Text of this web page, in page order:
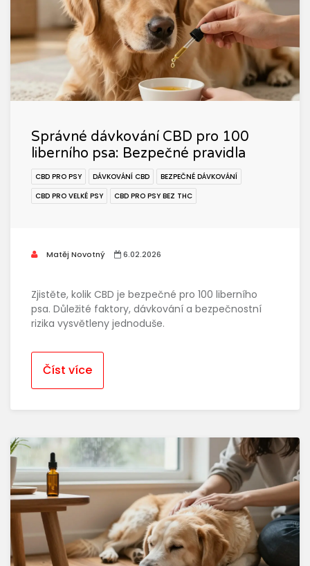
Správné dávkování CBD pro 100
liberního psa: Bezpečné pravidla
CBD PRO PSY DÁVKOVÁNÍ CBD
BEZPEČNÉ DÁVKOVÁNÍ
CBD PRO VELKÉ PSY
CBD PRO PSY BEZ THC
Matěj Novotný 6.02.2026
Zjistěte, kolik CBD je bezpečné pro 100 liberního
psa. Důležité faktory, dávkování a bezpečnostní
rizika vysvětleny jednoduše.
Číst více